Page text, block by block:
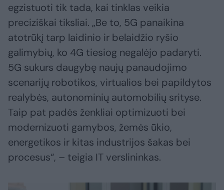
egzistuoti tik tada, kai tinklas veikia
preciziškai tiksliai. „Be to, 5G panaikina
atotrūkį tarp laidinio ir belaidžio ryšio
galimybių, ko 4G tiesiog negalėjo padaryti.
5G sukurs daugybę naujų panaudojimo
scenarijų robotikos, virtualios bei papildytos
realybės, autonominių automobilių srityse.
Taip pat padės ženkliai optimizuoti bei
modernizuoti gamybos, žemės ūkio,
energetikos ir kitas industrijos šakas bei
procesus“, – teigia IT verslininkas.